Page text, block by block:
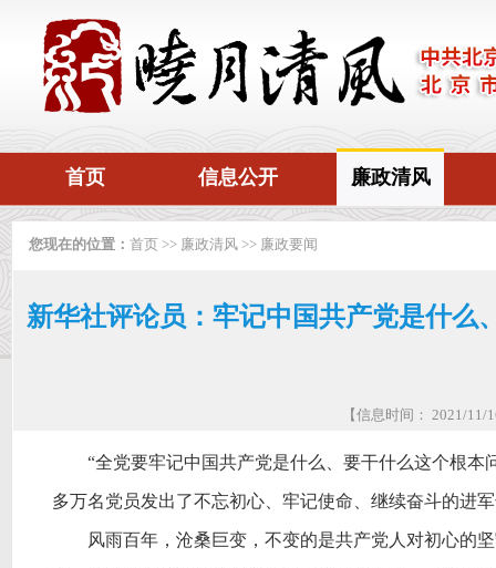
首页 信息公开 廉政清风
您现在的位置： 首页 >> 廉政清风 >> 廉政要闻
新华社评论员：牢记中国共产党是什
【信息时间： 2021/
“全党要牢记中国共产党是什么、要干什么这个根
多万名党员发出了不忘初心、牢记使命、继续奋斗的进
风雨百年，沧桑巨变，不变的是共产党人对初心的